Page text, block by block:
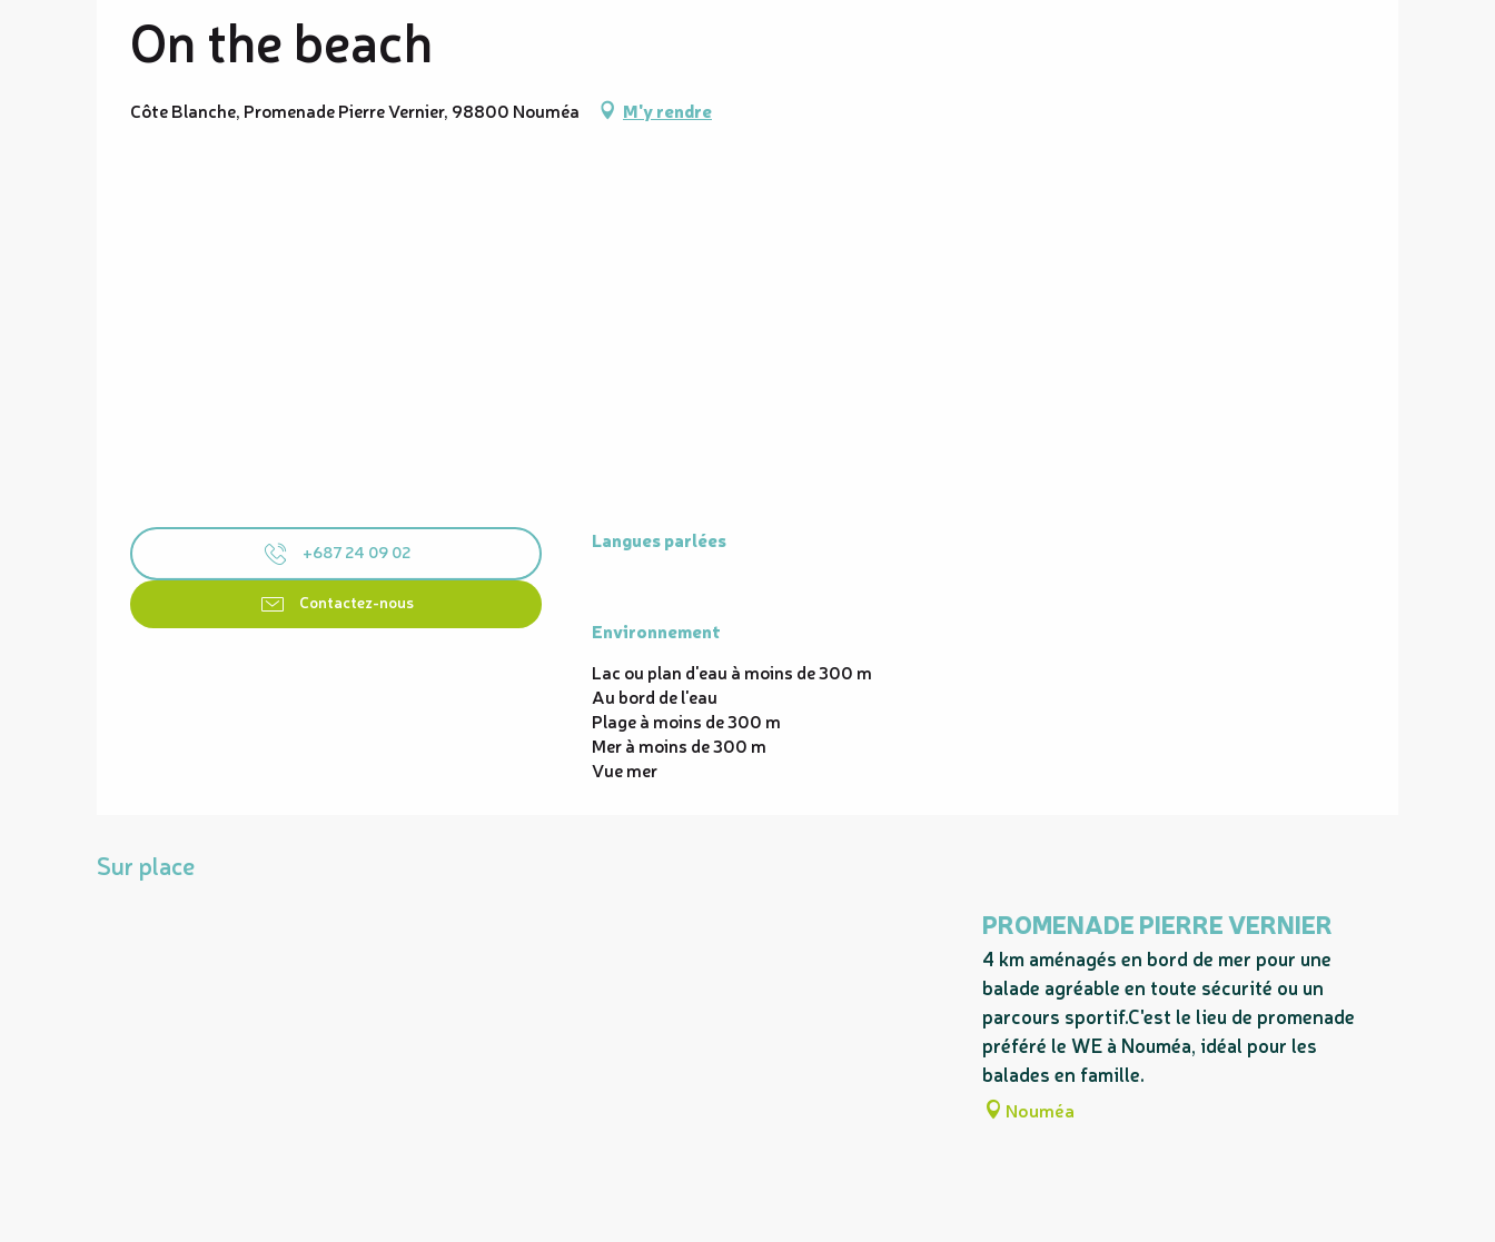
On the beach
Côte Blanche, Promenade Pierre Vernier, 98800 Nouméa M'y rendre
+687 24 09 02
Contactez-nous
Langues parlées
Langues parlées
Environnement
Environnement
Lac ou plan d'eau à moins de 300 m
Au bord de l'eau
Plage à moins de 300 m
Mer à moins de 300 m
Vue mer
Sur place
PROMENADE PIERRE VERNIER
4 km aménagés en bord de mer pour une
balade agréable en toute sécurité ou un
parcours sportif.C'est le lieu de promenade
préféré le WE à Nouméa, idéal pour les
balades en famille.
Nouméa